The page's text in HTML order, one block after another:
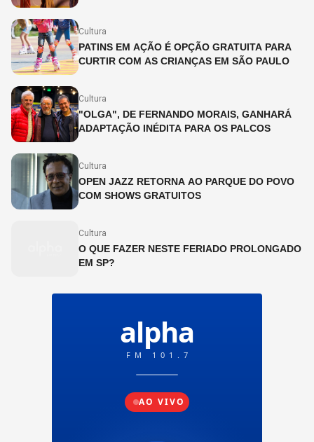
Cultura
PATINS EM AÇÃO É OPÇÃO GRATUITA PARA
CURTIR COM AS CRIANÇAS EM SÃO PAULO
Cultura
"OLGA", DE FERNANDO MORAIS, GANHARÁ
ADAPTAÇÃO INÉDITA PARA OS PALCOS
Cultura
OPEN JAZZ RETORNA AO PARQUE DO POVO
COM SHOWS GRATUITOS
Cultura
O QUE FAZER NESTE FERIADO PROLONGADO
EM SP?